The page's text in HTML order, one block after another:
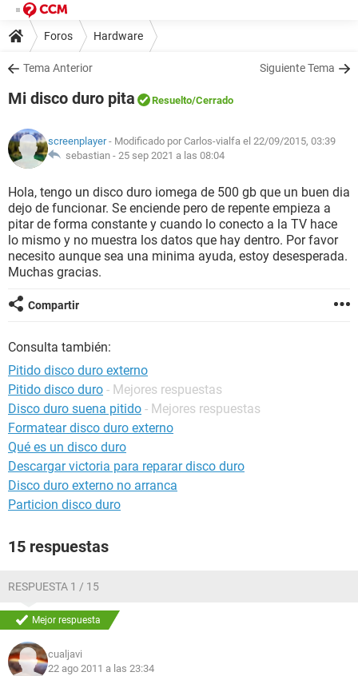
Foros Hardware
Tema Anterior Siguiente Tema
Mi disco duro pita Resuelto/Cerrado
screenplayer- Modificado por Carlos-vialfa el 22/09/2015, 03:39
sebastian - 25 sep 2021 a las 08:04
Hola, tengo un disco duro iomega de 500 gb que un buen dia
dejo de funcionar. Se enciende pero de repente empieza a
pitar de forma constante y cuando lo conecto a la TV hace
lo mismo y no muestra los datos que hay dentro. Por favor
necesito aunque sea una minima ayuda, estoy desesperada.
Muchas gracias.
Compartir
Consulta también:
Pitido disco duro externo
Pitido disco duro - Mejores respuestas
Disco duro suena pitido - Mejores respuestas
Formatear disco duro externo
Qué es un disco duro
Descargar victoria para reparar disco duro
Disco duro externo no arranca
Particion disco duro
15 respuestas
RESPUESTA 1 / 15
Mejor respuesta
cualjavi
22 ago 2011 a las 23:34